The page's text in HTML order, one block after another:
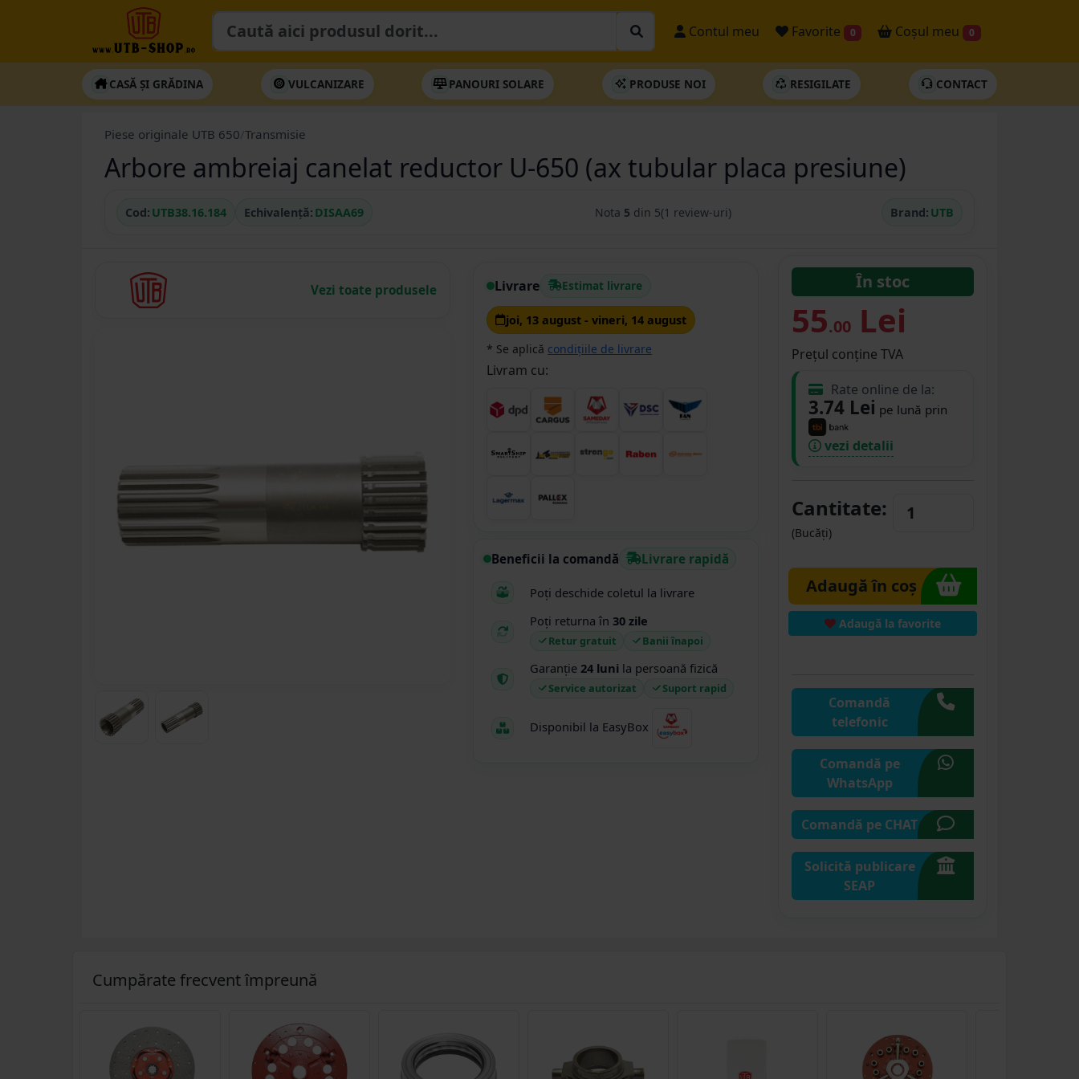
Contul meu Favorite 0 Coșul meu 0
CASĂ ȘI GRĂDINA VULCANIZARE PANOURI SOLARE PRODUSE NOI RESIGILATE CONTACT
Piese originale UTB 650 Transmisie
Arbore ambreiaj canelat reductor U-650 (ax tubular placa presiune)
Cod: UTB38.16.184 Echivalență: DISAA69 Nota 5 din 5(1 review-uri) Brand: UTB
Vezi toate produsele Livrare Estimat livrare
joi, 13 august - vineri, 14 august
* Se aplică condițiile de livrare
Livram cu:
Beneficii la comandă Livrare rapidă
Poți deschide coletul la livrare
Poți returna în 30 zile
Retur gratuit Banii înapoi
Garanție 24 luni la persoană fizică
Service autorizat Suport rapid
Disponibil la EasyBox
În stoc
55.00 Lei
Prețul conține TVA
Rate online de la:
3.74 Lei pe lună prin
vezi detalii
Cantitate:
(Bucăți)
Adaugă în coș
Adaugă la favorite
Comandă
telefonic
Comandă pe
WhatsApp
Comandă pe CHAT
Solicită publicare
SEAP
Cumpărate frecvent împreună